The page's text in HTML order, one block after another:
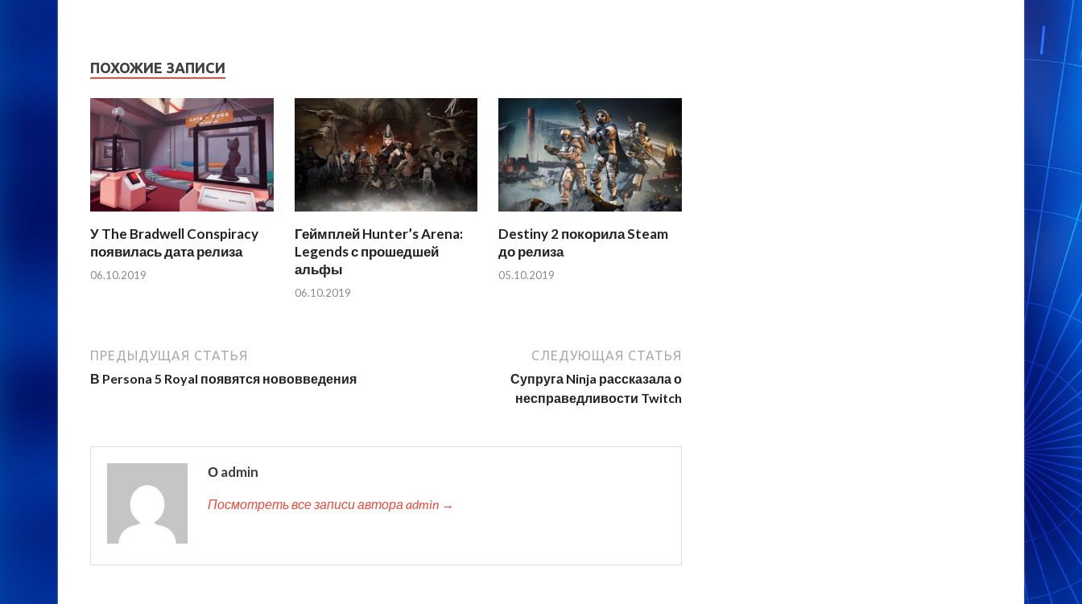
ПОХОЖИЕ ЗАПИСИ
У The Bradwell Conspiracy
появилась дата релиза
06.10.2019
Геймплей Hunter’s Arena:
Legends с прошедшей
альфы
06.10.2019
Destiny 2 покорила Steam
до релиза
05.10.2019
ПРЕДЫДУЩАЯ СТАТЬЯ
В Persona 5 Royal появятся нововведения
СЛЕДУЮЩАЯ СТАТЬЯ
Супруга Ninja рассказала о
несправедливости Twitch
О admin
Посмотреть все записи автора admin →